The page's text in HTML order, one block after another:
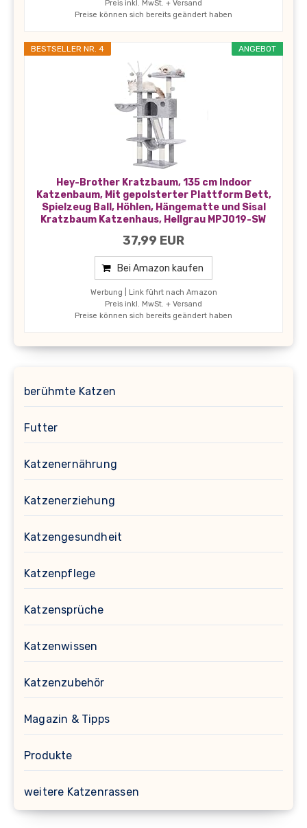
Preis inkl. MwSt. + Versand
Preise können sich bereits geändert haben
ANGEBOT
BESTSELLER NR. 4
Hey-Brother Kratzbaum, 135 cm Indoor
Katzenbaum, Mit gepolsterter Plattform Bett,
Spielzeug Ball, Höhlen, Hängematte und Sisal
Kratzbaum Katzenhaus, Hellgrau MPJ019-SW
37,99 EUR
Bei Amazon kaufen
Werbung | Link führt nach Amazon
Preis inkl. MwSt. + Versand
Preise können sich bereits geändert haben
berühmte Katzen
Futter
Katzenernährung
Katzenerziehung
Katzengesundheit
Katzenpflege
Katzensprüche
Katzenwissen
Katzenzubehör
Magazin & Tipps
Produkte
weitere Katzenrassen